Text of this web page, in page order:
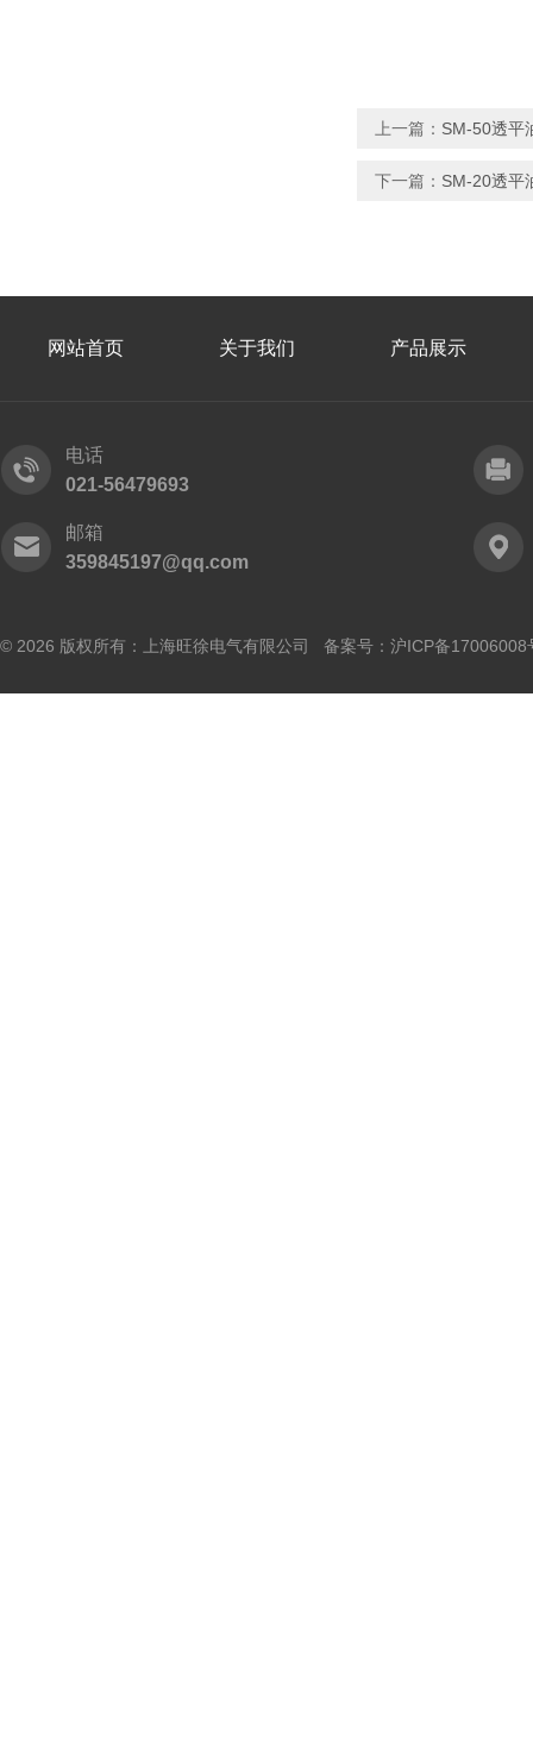
上一篇： SM-50透平
下一篇： SM-20透平
网站首页 关于我们 产品展示
电话
021-56479693
邮箱
359845197@qq.com
© 2026 版权所有：上海旺徐电气有限公司 备案号： 沪ICP备17006008